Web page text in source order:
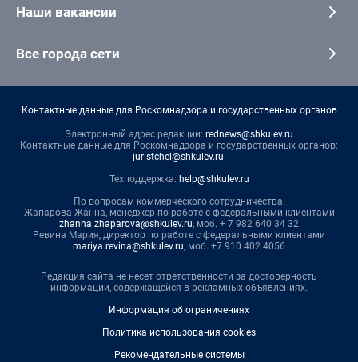
Наши вакансии
Все города сети
Контактные данные для Роскомнадзора и государственных органов
Электронный адрес редакции: rednews@shkulev.ru
Контактные данные для Роскомнадзора и государственных органов:
juristchel@shkulev.ru.
Техподдержка: help@shkulev.ru
По вопросам коммерческого сотрудничества:
Жапарова Жанна, менеджер по работе с федеральными клиентами
zhanna.zhaparova@shkulev.ru, моб. + 7 982 640 34 32
Ревина Мария, директор по работе с федеральными клиентами
mariya.revina@shkulev.ru, моб. +7 910 402 4056
Редакция сайта не несет ответственности за достоверность
информации, содержащейся в рекламных объявлениях.
Информация об ограничениях
Политика использования cookies
Рекомендательные системы